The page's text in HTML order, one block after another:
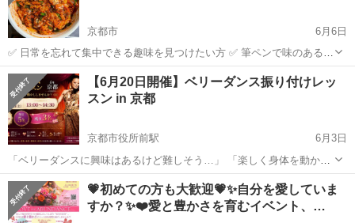
京都市
6月6日
✅ 日常を忘れて集中できる趣味を見つけたい方 ✅ 筆ペンで味のある文
字（己書）を書いてみたい方 ✅ 体に優しくて美味しい「発酵ごはん」
を食べてみたい方 ✅ 初めての方、お一人でのご参加も大歓迎です！
✨ この講座...
京都 京都市 ワークショップ 塩麹
【6月20日開催】ベリーダンス振り付けレッ
スン in 京都
京都市役所前駅
6月3日
「ベリーダンスに興味はあるけど難しそう…」 「楽しく身体を動かし
たい！」 「女性らしいしなやかな動きを身につけたい！」 そんな方に
向けた少人数レッスンを開催します✨ 音楽に合わせて楽しく踊りなが
ら、 姿勢・体幹・柔軟性・...
京都 京都市 京都市役所前駅 ワークショップ
💗初めての方も大歓迎💗✨自分を愛していま
すか？✨❤️愛と豊かさを育むイベント、…